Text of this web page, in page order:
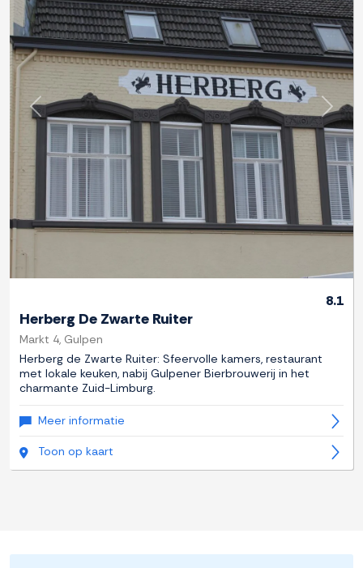
Previous Next
8.1
Herberg De Zwarte Ruiter
Markt 4, Gulpen
Herberg de Zwarte Ruiter: Sfeervolle kamers, restaurant
met lokale keuken, nabij Gulpener Bierbrouwerij in het
charmante Zuid-Limburg.
Meer informatie
Toon op kaart